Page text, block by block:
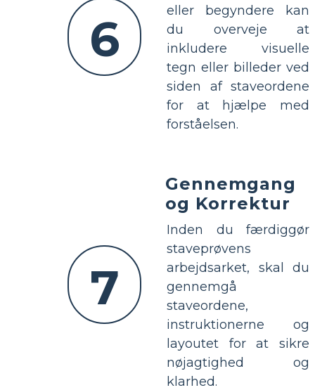
6
eller begyndere kan
du overveje at
inkludere visuelle
tegn eller billeder ved
siden af staveordene
for at hjælpe med
forståelsen.
7
Gennemgang
og Korrektur
Inden du færdiggør
staveprøvens
arbejdsarket, skal du
gennemgå
staveordene,
instruktionerne og
layoutet for at sikre
nøjagtighed og
klarhed.